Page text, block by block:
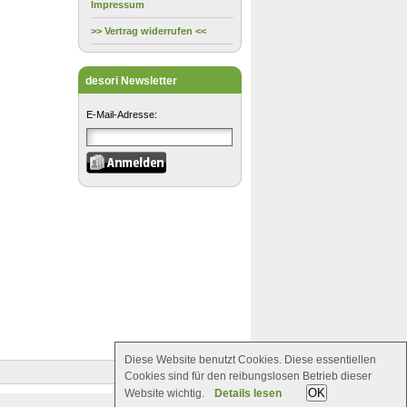
Impressum
>> Vertrag widerrufen <<
desori Newsletter
E-Mail-Adresse:
Diese Website benutzt Cookies. Diese essentiellen
Cookies sind für den reibungslosen Betrieb dieser
Website wichtig.
Details lesen OK